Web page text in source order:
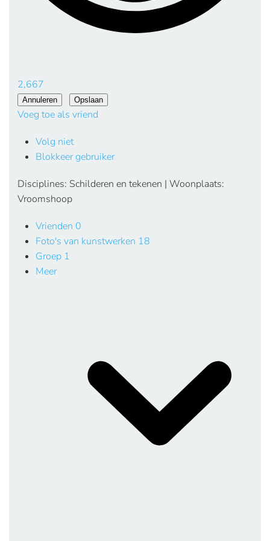
2,667
Voeg toe als vriend
Volg niet
Blokkeer gebruiker
Disciplines: Schilderen en tekenen | Woonplaats:
Vroomshoop
Vrienden 0
Foto's van kunstwerken 18
Groep 1
Meer